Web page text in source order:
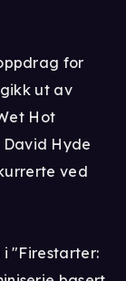
for
ut av
Hot
Hyde
ved
i "Firestarter: